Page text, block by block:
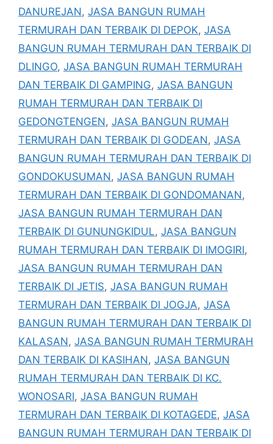
DANUREJAN, JASA BANGUN RUMAH
TERMURAH DAN TERBAIK DI DEPOK, JASA
BANGUN RUMAH TERMURAH DAN TERBAIK DI
DLINGO, JASA BANGUN RUMAH TERMURAH
DAN TERBAIK DI GAMPING, JASA BANGUN
RUMAH TERMURAH DAN TERBAIK DI
GEDONGTENGEN, JASA BANGUN RUMAH
TERMURAH DAN TERBAIK DI GODEAN, JASA
BANGUN RUMAH TERMURAH DAN TERBAIK DI
GONDOKUSUMAN, JASA BANGUN RUMAH
TERMURAH DAN TERBAIK DI GONDOMANAN,
JASA BANGUN RUMAH TERMURAH DAN
TERBAIK DI GUNUNGKIDUL, JASA BANGUN
RUMAH TERMURAH DAN TERBAIK DI IMOGIRI,
JASA BANGUN RUMAH TERMURAH DAN
TERBAIK DI JETIS, JASA BANGUN RUMAH
TERMURAH DAN TERBAIK DI JOGJA, JASA
BANGUN RUMAH TERMURAH DAN TERBAIK DI
KALASAN, JASA BANGUN RUMAH TERMURAH
DAN TERBAIK DI KASIHAN, JASA BANGUN
RUMAH TERMURAH DAN TERBAIK DI KC.
WONOSARI, JASA BANGUN RUMAH
TERMURAH DAN TERBAIK DI KOTAGEDE, JASA
BANGUN RUMAH TERMURAH DAN TERBAIK DI